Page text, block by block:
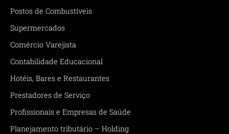
Postos de Combustíveis
Supermercados
Comércio Varejista
Contabilidade Educacional
Hotéis, Bares e Restaurantes
Prestadores de Serviço
Profissionais e Empresas de Saúde
Planejamento tributário – Holding